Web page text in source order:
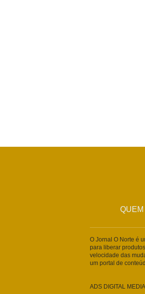
QUEM
O Jornal O Norte é
para liberar
velocidade das
um portal de
ADS DIGITAL